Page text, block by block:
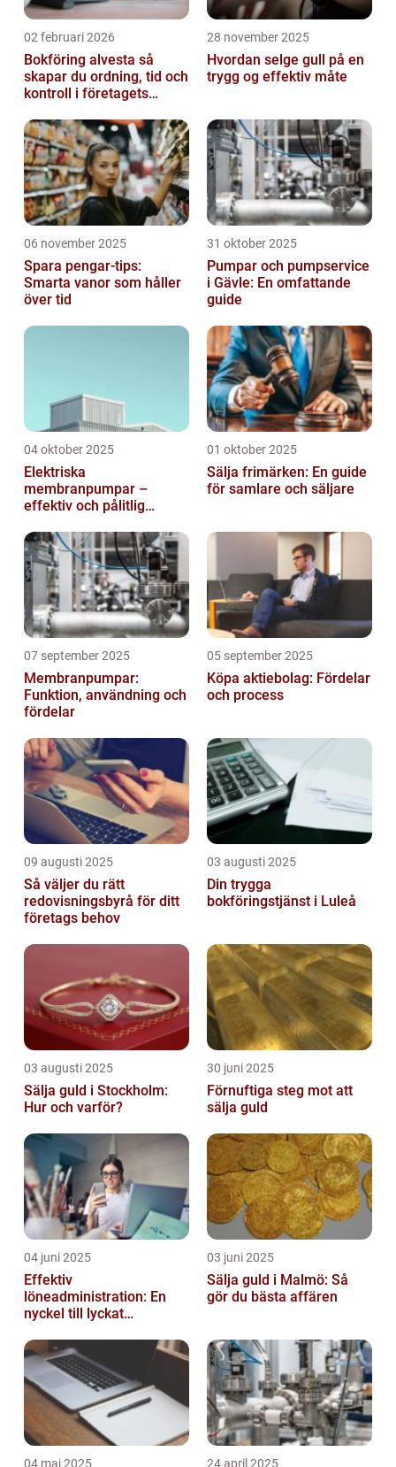
02 februari 2026
Bokföring alvesta så
skapar du ordning, tid och
kontroll i företagets
28 november 2025
Hvordan selge gull på en
trygg og effektiv måte
06 november 2025
Spara pengar-tips:
Smarta vanor som håller
över tid
31 oktober 2025
Pumpar och pumpservice
i Gävle: En omfattande
guide
04 oktober 2025
Elektriska
membranpumpar –
effektiv och pålitlig
01 oktober 2025
Sälja frimärken: En guide
för samlare och säljare
07 september 2025
Membranpumpar:
Funktion, användning och
fördelar
05 september 2025
Köpa aktiebolag: Fördelar
och process
09 augusti 2025
Så väljer du rätt
redovisningsbyrå för ditt
företags behov
03 augusti 2025
Din trygga
bokföringstjänst i Luleå
03 augusti 2025
Sälja guld i Stockholm:
Hur och varför?
30 juni 2025
Förnuftiga steg mot att
sälja guld
04 juni 2025
Effektiv
löneadministration: En
nyckel till lyckat
03 juni 2025
Sälja guld i Malmö: Så
gör du bästa affären
04 maj 2025 24 april 2025